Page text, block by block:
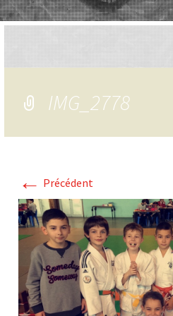
IMG_2778
← Précédent